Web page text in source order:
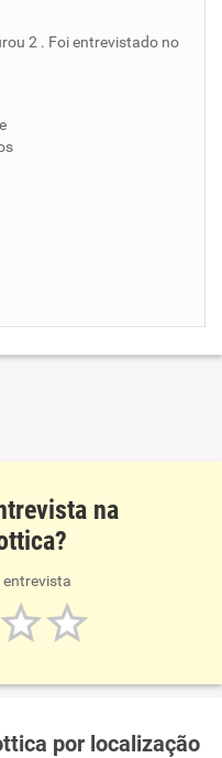
2 . Foi entrevistado no
na
entrevista
por localização